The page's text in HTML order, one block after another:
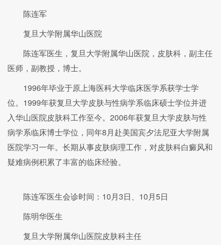
陈连军
复旦大学附属华山医院
陈连军医生，复旦大学附属华山医院，皮肤科，副主任
医师，副教授，博士。
1996年毕业于原上海医科大学临床医学系获学士学
位。1999年获复旦大学皮肤与性病学系临床硕士学位并进
入华山医院皮肤科工作至今。2006年获复旦大学皮肤与性
病学系临床博士学位，同年8月赴美国宾夕法尼亚大学附属
医院学习一年。长期从事皮肤病理工作，对皮肤科白癜风和
疑难病例积累了丰富的临床经验。
陈连军医生会诊时间：10月3日、10月5日
陈明华医生
复旦大学附属华山医院皮肤科主任